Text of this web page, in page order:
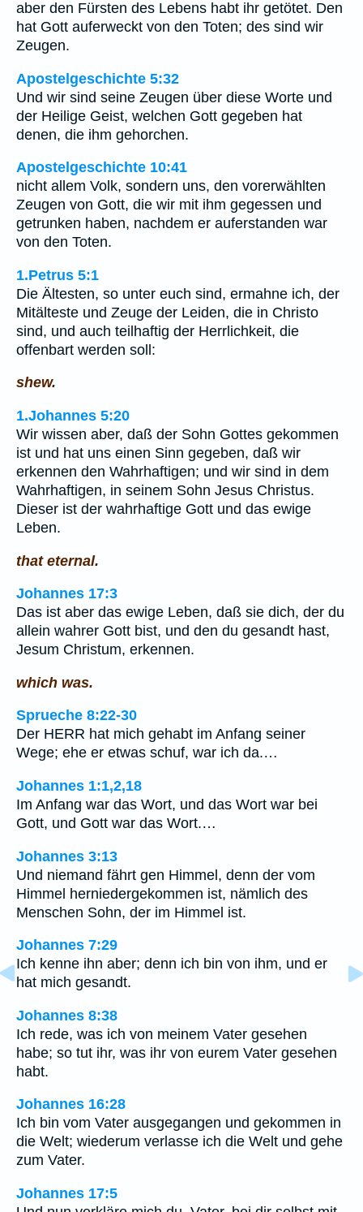
aber den Fürsten des Lebens habt ihr getötet. Den
hat Gott auferweckt von den Toten; des sind wir
Zeugen.
Apostelgeschichte 5:32
Und wir sind seine Zeugen über diese Worte und
der Heilige Geist, welchen Gott gegeben hat
denen, die ihm gehorchen.
Apostelgeschichte 10:41
nicht allem Volk, sondern uns, den vorerwählten
Zeugen von Gott, die wir mit ihm gegessen und
getrunken haben, nachdem er auferstanden war
von den Toten.
1.Petrus 5:1
Die Ältesten, so unter euch sind, ermahne ich, der
Mitälteste und Zeuge der Leiden, die in Christo
sind, und auch teilhaftig der Herrlichkeit, die
offenbart werden soll:
shew.
1.Johannes 5:20
Wir wissen aber, daß der Sohn Gottes gekommen
ist und hat uns einen Sinn gegeben, daß wir
erkennen den Wahrhaftigen; und wir sind in dem
Wahrhaftigen, in seinem Sohn Jesus Christus.
Dieser ist der wahrhaftige Gott und das ewige
Leben.
that eternal.
Johannes 17:3
Das ist aber das ewige Leben, daß sie dich, der du
allein wahrer Gott bist, und den du gesandt hast,
Jesum Christum, erkennen.
which was.
Sprueche 8:22-30
Der HERR hat mich gehabt im Anfang seiner
Wege; ehe er etwas schuf, war ich da.…
Johannes 1:1,2,18
Im Anfang war das Wort, und das Wort war bei
Gott, und Gott war das Wort.…
Johannes 3:13
Und niemand fährt gen Himmel, denn der vom
Himmel herniedergekommen ist, nämlich des
Menschen Sohn, der im Himmel ist.
Johannes 7:29
Ich kenne ihn aber; denn ich bin von ihm, und er
hat mich gesandt.
Johannes 8:38
Ich rede, was ich von meinem Vater gesehen
habe; so tut ihr, was ihr von eurem Vater gesehen
habt.
Johannes 16:28
Ich bin vom Vater ausgegangen und gekommen in
die Welt; wiederum verlasse ich die Welt und gehe
zum Vater.
Johannes 17:5